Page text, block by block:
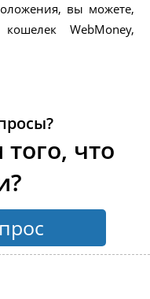
вы можете,
WebMoney,
что